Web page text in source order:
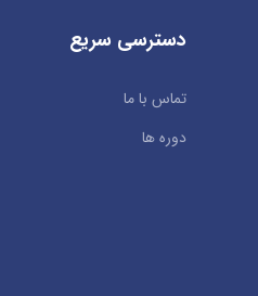
دسترسی سریع
تماس با ما
دوره ها